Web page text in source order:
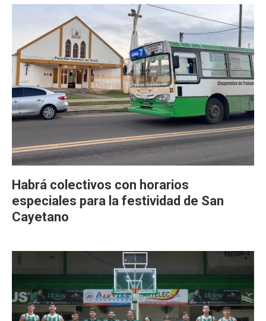
Habrá colectivos con horarios
especiales para la festividad de San
Cayetano